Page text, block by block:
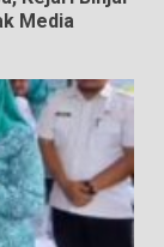
Media